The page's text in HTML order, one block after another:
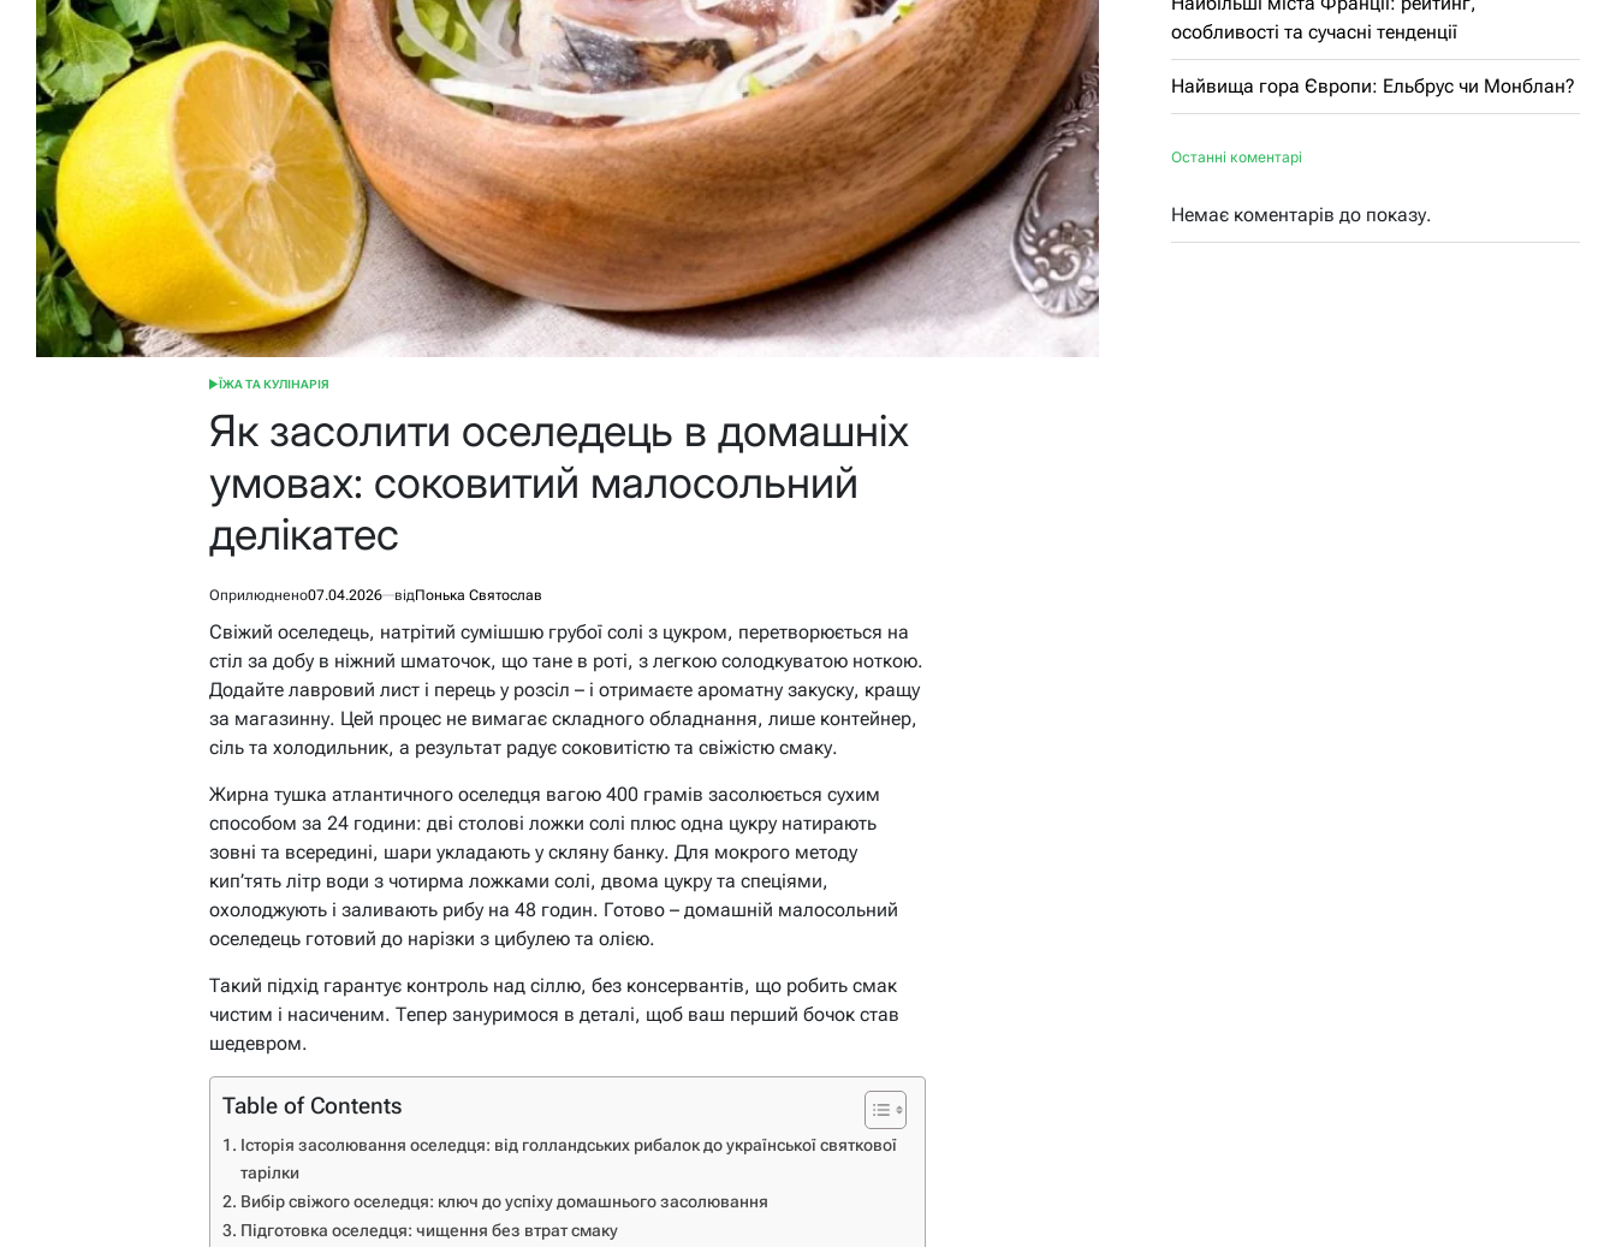
ОПУБЛІКУВАТИ
ЇЖА ТА КУЛІНАРІЯ
Як засолити оселедець в домашніх
умовах: соковитий малосольний
делікатес
Оприлюднено07.04.2026 відПонька Святослав
Свіжий оселедець, натрітий сумішшю грубої солі з цукром, перетворюється на
стіл за добу в ніжний шматочок, що тане в роті, з легкою солодкуватою ноткою.
Додайте лавровий лист і перець у розсіл – і отримаєте ароматну закуску, кращу
за магазинну. Цей процес не вимагає складного обладнання, лише контейнер,
сіль та холодильник, а результат радує соковитістю та свіжістю смаку.
Жирна тушка атлантичного оселедця вагою 400 грамів засолюється сухим
способом за 24 години: дві столові ложки солі плюс одна цукру натирають
зовні та всередині, шари укладають у скляну банку. Для мокрого методу
кип’тять літр води з чотирма ложками солі, двома цукру та спеціями,
охолоджують і заливають рибу на 48 годин. Готово – домашній малосольний
оселедець готовий до нарізки з цибулею та олією.
Такий підхід гарантує контроль над сіллю, без консервантів, що робить смак
чистим і насиченим. Тепер зануримося в деталі, щоб ваш перший бочок став
шедевром.
Table of Contents
Історія засолювання оселедця: від голландських рибалок до української святкової
тарілки
Вибір свіжого оселедця: ключ до успіху домашнього засолювання
Підготовка оселедця: чищення без втрат смаку
особливості та сучасні тенденції
Найвища гора Європи: Ельбрус чи Монблан?
Останні коментарі
Немає коментарів до показу.